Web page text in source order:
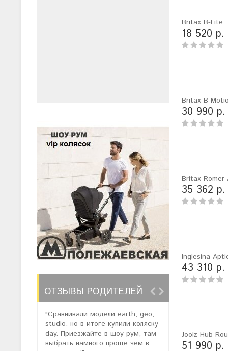
ОТЗЫВЫ РОДИТЕЛЕЙ
"Сравнивали модели earth, geo,
studio, но в итоге купили коляску
day. Приезжайте в шоу-рум, там
выбрать намного проще чем в
3 со скидкой.
качеством
Britax B-Lite
18 520 р.
Britax B-
30 990 р.
Britax Romer
35 362 р.
Inglesina
43 310 р.
Joolz Hub
51 990 р.